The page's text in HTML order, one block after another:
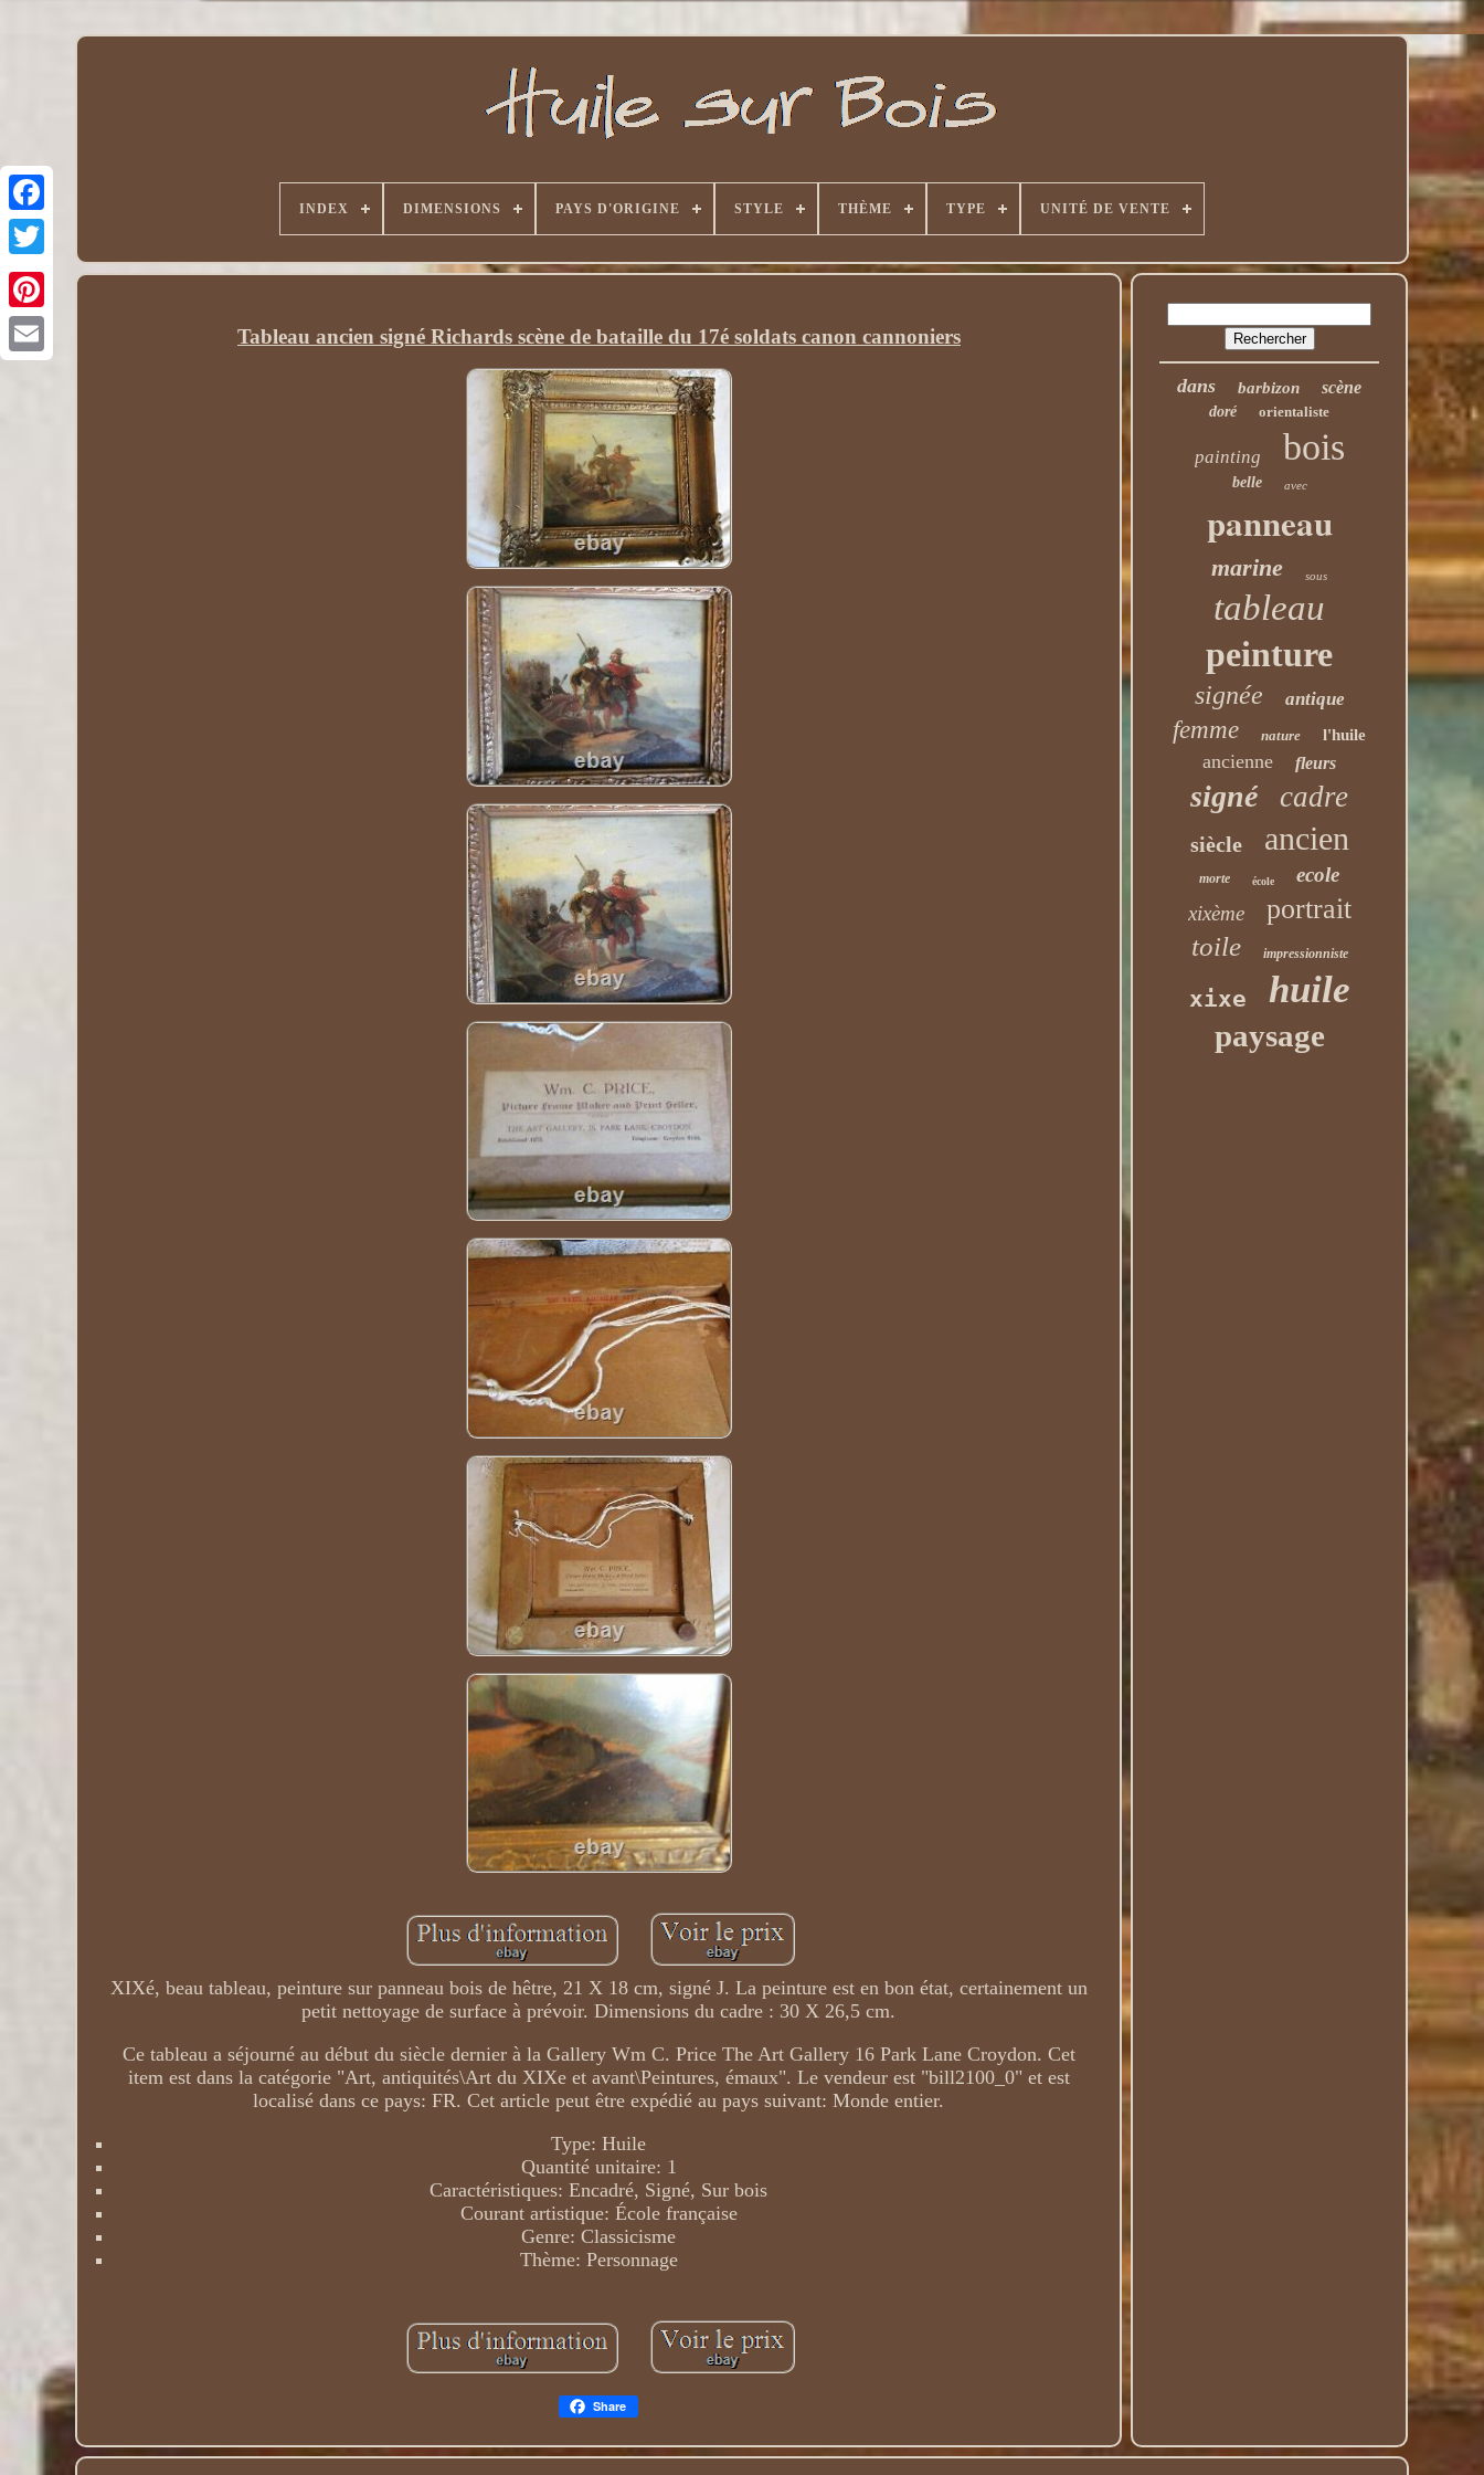
INDEX DIMENSIONS PAYS D'ORIGINE STYLE THÈME TYPE UNITÉ DE VENTE
Tableau ancien signé Richards scène de bataille du 17é soldats canon cannoniers
XIXé, beau tableau, peinture sur panneau bois de hêtre, 21 X 18 cm, signé J. La peinture est en bon état, certainement un
petit nettoyage de surface à prévoir. Dimensions du cadre : 30 X 26,5 cm.
Ce tableau a séjourné au début du siècle dernier à la Gallery Wm C. Price The Art Gallery 16 Park Lane Croydon. Cet
item est dans la catégorie "Art, antiquités\Art du XIXe et avant\Peintures, émaux". Le vendeur est "bill2100_0" et est
localisé dans ce pays: FR. Cet article peut être expédié au pays suivant: Monde entier.
Type: Huile
Quantité unitaire: 1
Caractéristiques: Encadré, Signé, Sur bois
Courant artistique: École française
Genre: Classicisme
Thème: Personnage
Share
dans barbizon scène
doré orientaliste
painting bois
belle avec
panneau
marine sous
tableau
peinture
signée antique
femme nature l'huile
ancienne fleurs
signé cadre
siècle ancien
morte école
ecole
xixème
portrait
toile impressionniste
xixe huile
paysage